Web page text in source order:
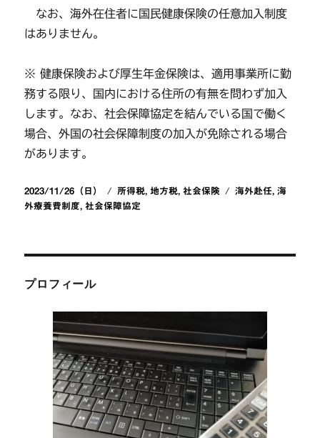
なお、海外在住者に国民健康保険の任意加入制度
はありません。
※ 健康保険および厚生年金保険は、適用事業所に勤
務する限り、国内における住所の有無を問わず加入
します。なお、社会保障協定を結んでいる国で働く
場合、外国の社会保障制度の加入が免除される場合
があります。
投
稿
2023/11/26（日）
カ
テ
所得税,地方税,社会保険
タ
海外赴任,海
外療養費制度,社会保障協定
プロフィール